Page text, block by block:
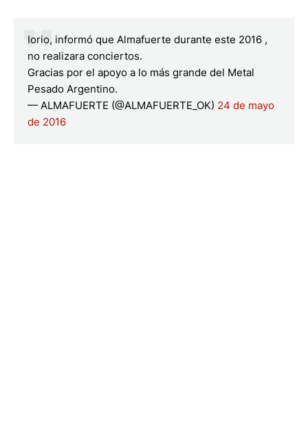
Iorio, informó que Almafuerte durante este 2016 ,
no realizara conciertos.
Gracias por el apoyo a lo más grande del Metal
Pesado Argentino.
— ALMAFUERTE (@ALMAFUERTE_OK) 24 de mayo
de 2016